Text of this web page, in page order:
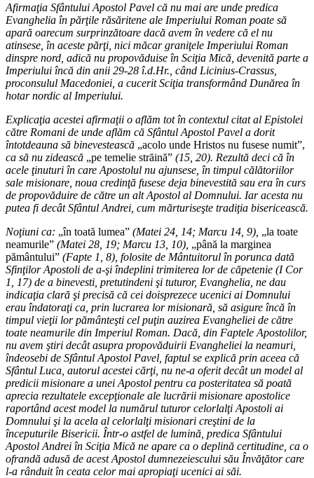
Afirmaţia Sfântului Apostol Pavel că nu mai are unde predica
Evanghelia în părţile răsăritene ale Imperiului Roman poate să
apară oarecum surprinzătoare dacă avem în vedere că el nu
atinsese, în aceste părţi, nici măcar graniţele Imperiului Roman
dinspre nord, adică nu propovăduise în Sciţia Mică, devenită parte a
Imperiului încă din anii 29-28 î.d.Hr., când Licinius-Crassus,
proconsulul Macedoniei, a cucerit Sciţia transformând Dunărea în
hotar nordic al Imperiului.
Explicaţia acestei afirmaţii o aflăm tot în contextul citat al Epistolei
către Romani de unde aflăm că Sfântul Apostol Pavel a dorit
întotdeauna să binevestească „acolo unde Hristos nu fusese numit”,
ca să nu zidească „pe temelie străină” (15, 20). Rezultă deci că în
acele ţinuturi în care Apostolul nu ajunsese, în timpul călătoriilor
sale misionare, noua credinţă fusese deja binevestită sau era în curs
de propovăduire de către un alt Apostol al Domnului. Iar acesta nu
putea fi decât Sfântul Andrei, cum mărturiseşte tradiţia bisericească.
Noţiuni ca: „în toată lumea” (Matei 24, 14; Marcu 14, 9), „la toate
neamurile” (Matei 28, 19; Marcu 13, 10), „până la marginea
pământului” (Fapte 1, 8), folosite de Mântuitorul în porunca dată
Sfinţilor Apostoli de a-şi îndeplini trimiterea lor de căpetenie (I Cor
1, 17) de a binevesti, pretutindeni şi tuturor, Evanghelia, ne dau
indicaţia clară şi precisă că cei doisprezece ucenici ai Domnului
erau îndatoraţi ca, prin lucrarea lor misionară, să asigure încă în
timpul vieţii lor pământeşti cel puţin auzirea Evangheliei de către
toate neamurile din Imperiul Roman. Dacă, din Faptele Apostolilor,
nu avem ştiri decât asupra propovăduirii Evangheliei la neamuri,
îndeosebi de Sfântul Apostol Pavel, faptul se explică prin aceea că
Sfântul Luca, autorul acestei cărţi, nu ne-a oferit decât un model al
predicii misionare a unei Apostol pentru ca posteritatea să poată
aprecia rezultatele excepţionale ale lucrării misionare apostolice
raportând acest model la numărul tuturor celorlalţi Apostoli ai
Domnului şi la acela al celorlalţi misionari creştini de la
începuturile Bisericii. Într-o astfel de lumină, predica Sfântului
Apostol Andrei în Sciţia Mică ne apare ca o deplină certitudine, ca o
ofrandă adusă de acest Apostol dumnezeiescului său Învăţător care
l-a rânduit în ceata celor mai apropiaţi ucenici ai săi.